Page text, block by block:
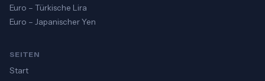
Euro – Türkische Lira
Euro – Japanischer Yen
SEITEN
Start